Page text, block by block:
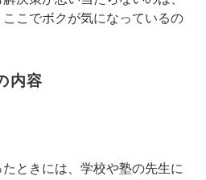
こでボクが気になっているの
内容
ときには、学校や塾の先生に